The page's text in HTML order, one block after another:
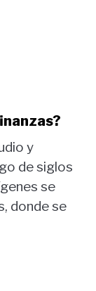
y
de siglos
se
donde se